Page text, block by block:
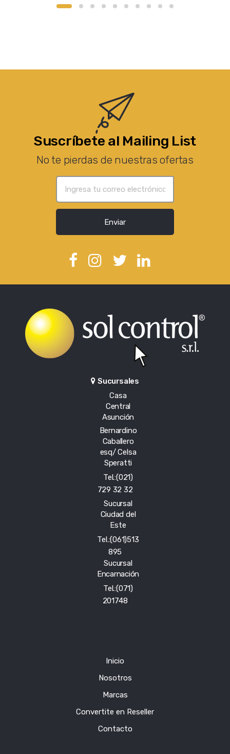
Suscríbete al Mailing List
No te pierdas de nuestras ofertas
Enviar
Sucursales
Casa
Central
Asunción
Bernardino
Caballero
esq/ Celsa
Speratti
Tel.:(021)
729 32 32
Sucursal
Ciudad del
Este
Tel.:(061)513
895
Sucursal
Encarnación
Tel.:(071)
201748
Inicio
Nosotros
Marcas
Convertite en Reseller
Contacto